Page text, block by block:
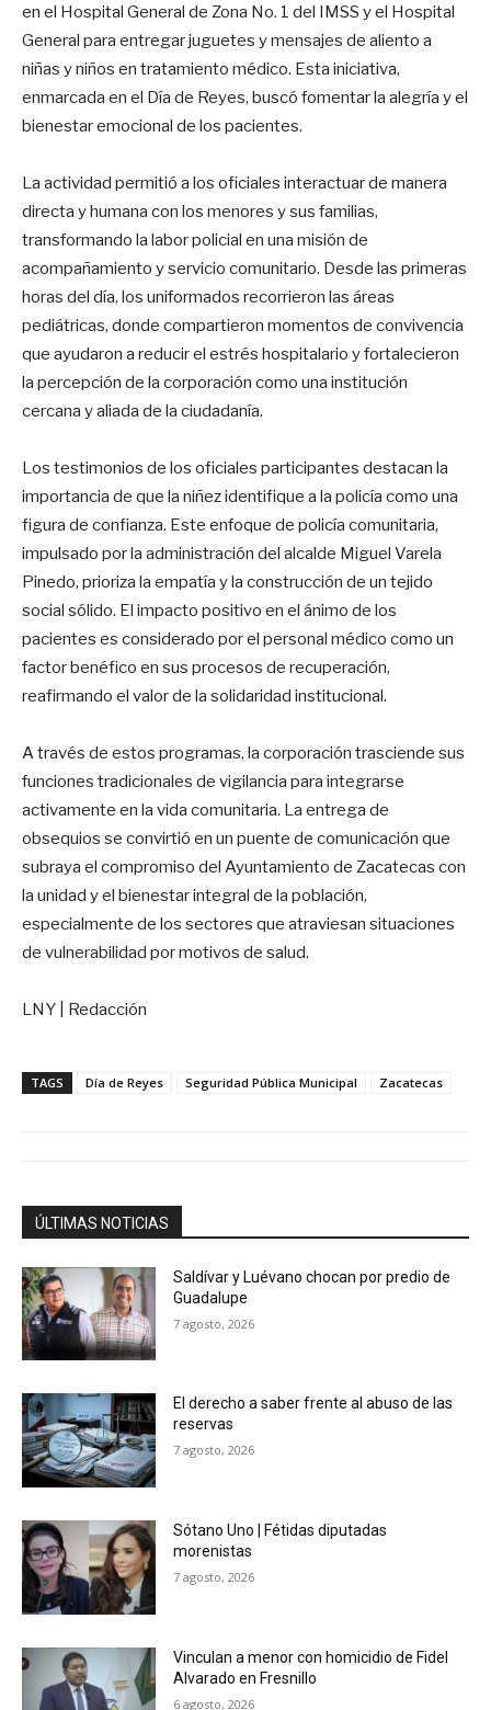
en el Hospital General de Zona No. 1 del IMSS y el Hospital
General para entregar juguetes y mensajes de aliento a
niñas y niños en tratamiento médico. Esta iniciativa,
enmarcada en el Día de Reyes, buscó fomentar la alegría y el
bienestar emocional de los pacientes.
La actividad permitió a los oficiales interactuar de manera
directa y humana con los menores y sus familias,
transformando la labor policial en una misión de
acompañamiento y servicio comunitario. Desde las primeras
horas del día, los uniformados recorrieron las áreas
pediátricas, donde compartieron momentos de convivencia
que ayudaron a reducir el estrés hospitalario y fortalecieron
la percepción de la corporación como una institución
cercana y aliada de la ciudadanía.
Los testimonios de los oficiales participantes destacan la
importancia de que la niñez identifique a la policía como una
figura de confianza. Este enfoque de policía comunitaria,
impulsado por la administración del alcalde Miguel Varela
Pinedo, prioriza la empatía y la construcción de un tejido
social sólido. El impacto positivo en el ánimo de los
pacientes es considerado por el personal médico como un
factor benéfico en sus procesos de recuperación,
reafirmando el valor de la solidaridad institucional.
A través de estos programas, la corporación trasciende sus
funciones tradicionales de vigilancia para integrarse
activamente en la vida comunitaria. La entrega de
obsequios se convirtió en un puente de comunicación que
subraya el compromiso del Ayuntamiento de Zacatecas con
la unidad y el bienestar integral de la población,
especialmente de los sectores que atraviesan situaciones
de vulnerabilidad por motivos de salud.
LNY | Redacción
TAGS Día de Reyes Seguridad Pública Municipal Zacatecas
ÚLTIMAS NOTICIAS
Saldívar y Luévano chocan por predio de
Guadalupe
7 agosto, 2026
El derecho a saber frente al abuso de las
reservas
7 agosto, 2026
Sótano Uno | Fétidas diputadas
morenistas
7 agosto, 2026
Vinculan a menor con homicidio de Fidel
Alvarado en Fresnillo
6 agosto, 2026